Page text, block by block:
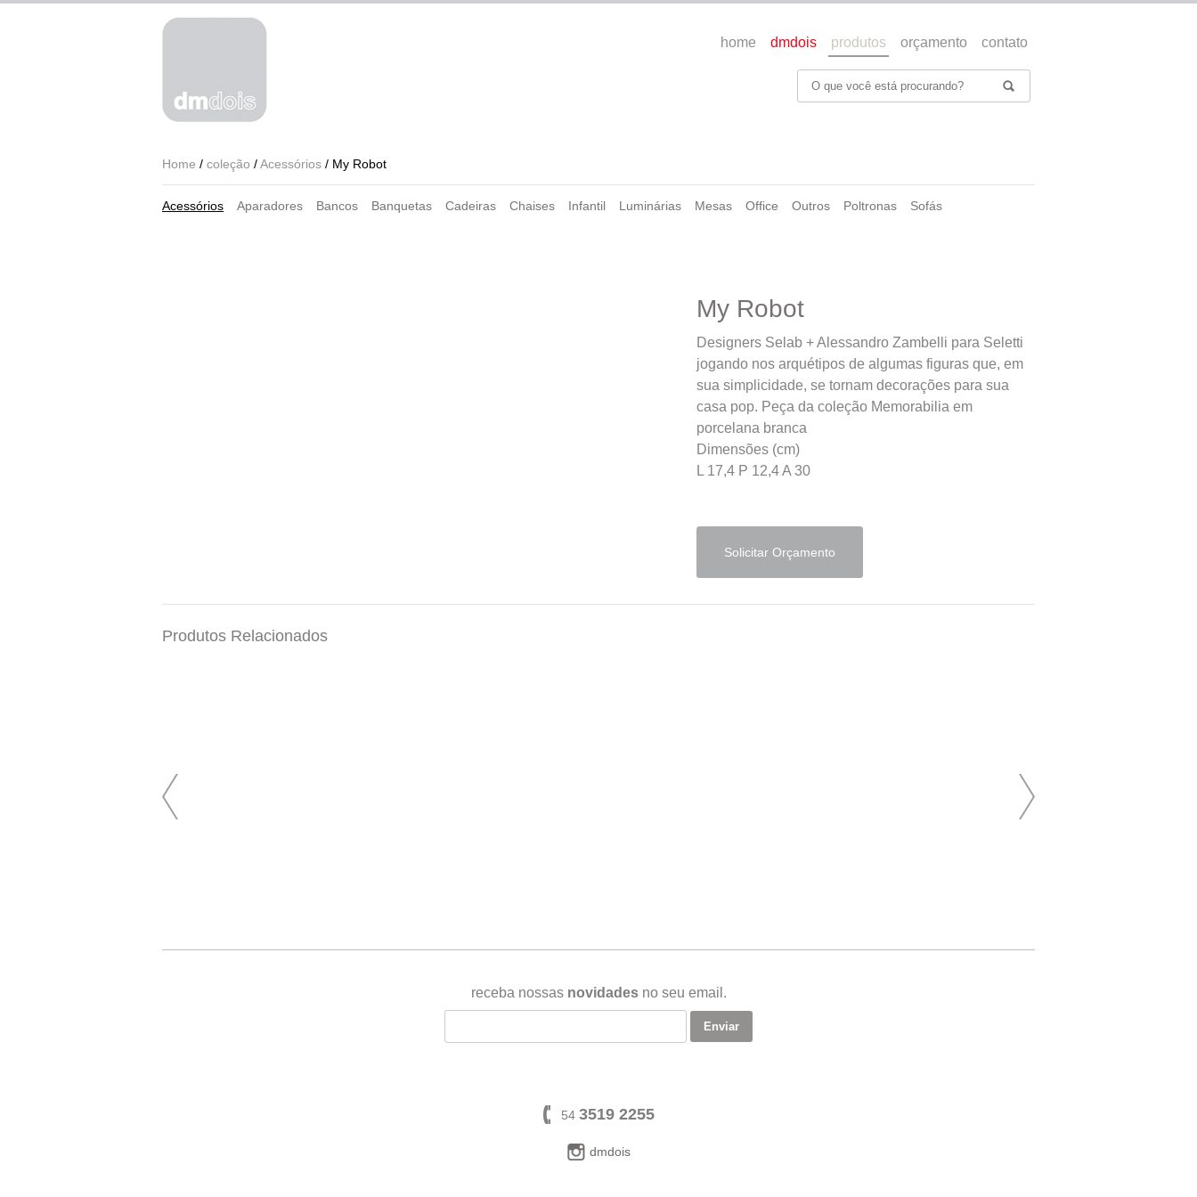
home dmdois produtos orçamento contato
Home / coleção /Acessórios / My Robot
Acessórios Aparadores Bancos Banquetas Cadeiras Chaises Infantil Luminárias Mesas Office Outros Poltronas Sofás
My Robot
Designers Selab + Alessandro Zambelli para Seletti
jogando nos arquétipos de algumas figuras que, em
sua simplicidade, se tornam decorações para sua
casa pop. Peça da coleção Memorabilia em
porcelana branca
Dimensões (cm)
L 17,4 P 12,4 A 30
Solicitar Orçamento
Produtos Relacionados
receba nossas novidadesno seu email.
54 3519 2255
dmdois